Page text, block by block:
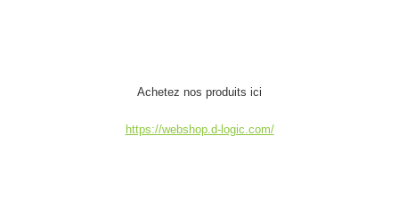
Achetez nos produits ici
https://webshop.d-logic.com/